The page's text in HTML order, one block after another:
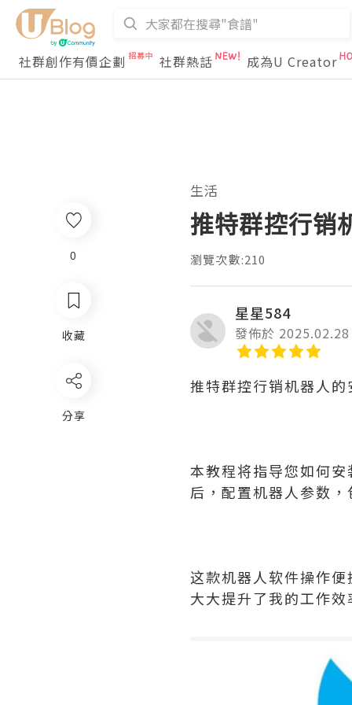
社群創作有價企劃 社群熱話 成為U Creator
生活
推特群控行销
瀏覽次數:210
星星584
發佈於 2025.02.28
推特群控行销机器人
本教程将指导您如何
后，配置机器人参数
这款机器人软件操作
大大提升了我的工作
0
收藏
分享